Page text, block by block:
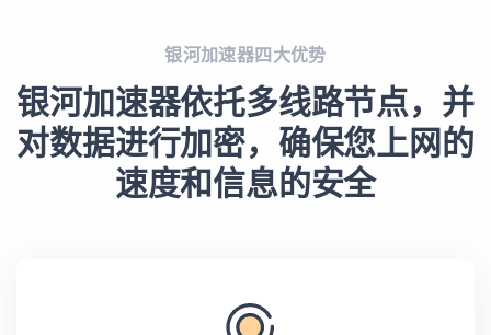
银河加速器四大优势
银河加速器依托多线路节点，并
对数据进行加密，确保您上网的
速度和信息的安全